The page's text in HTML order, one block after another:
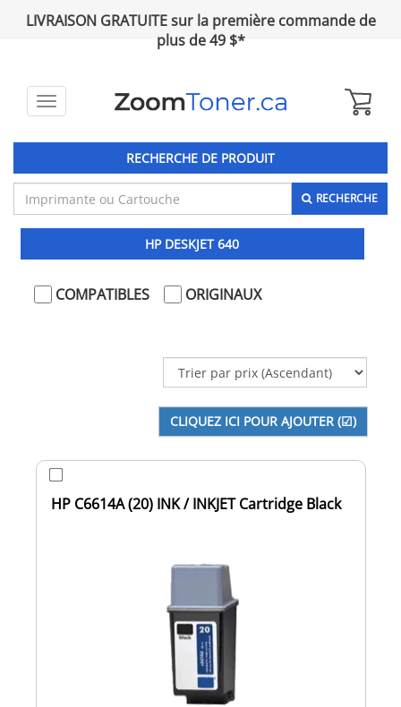
LIVRAISON GRATUITE sur la première commande de
plus de 49 $*
Toggle
RECHERCHE DE PRODUIT
RECHERCHE
HP DESKJET 640
COMPATIBLES ORIGINAUX
HP C6614A (20) INK / INKJET Cartridge Black